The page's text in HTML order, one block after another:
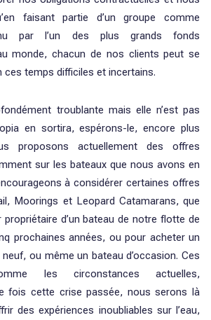
faisant partie d’un groupe comme
par l’un des plus grands fonds
monde, chacun de nos clients peut se
ces temps difficiles et incertains.
troublante mais elle n’est pas
en sortira, espérons-le, encore plus
proposons actuellement des offres
sur les bateaux que nous avons en
à considérer certaines offres
Moorings et Leopard Catamarans, que
d’un bateau de notre flotte de
prochaines années, ou pour acheter un
ou même un bateau d’occasion. Ces
les circonstances actuelles,
fois cette crise passée, nous serons là
des expériences inoubliables sur l’eau,